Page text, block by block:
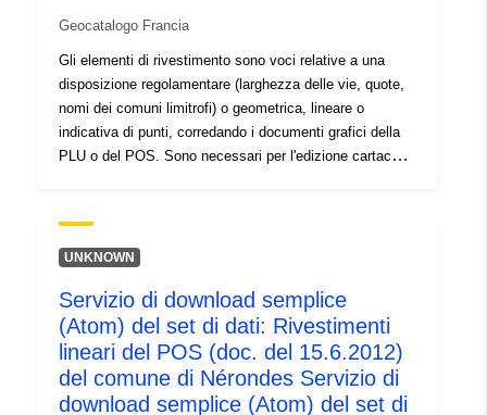
Geocatalogo Francia
Gli elementi di rivestimento sono voci relative a una
disposizione regolamentare (larghezza delle vie, quote,
nomi dei comuni limitrofi) o geometrica, lineare o
indicativa di punti, corredando i documenti grafici della
PLU o del POS. Sono necessari per l'edizione cartacea
una cartuccia, un promemoria per una scrittura, un
disegno per disegnare una valutazione, un'etichetta di
UNKNOWN
Servizio di download semplice
(Atom) del set di dati: Rivestimenti
lineari del POS (doc. del 15.6.2012)
del comune di Nérondes Servizio di
download semplice (Atom) del set di